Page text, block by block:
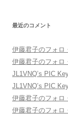
最近のコメント
伊藤君子のフォロ
伊藤君子のフォロ
JL1VNQ’s PIC
JL1VNQ’s PIC
伊藤君子のフォロ
伊藤君子のフォロ